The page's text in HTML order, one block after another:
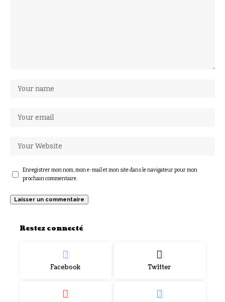
Enregistrer mon nom, mon e-mail et mon site dans le navigateur pour mon
prochain commentaire.
Restez connecté
Facebook Twitter